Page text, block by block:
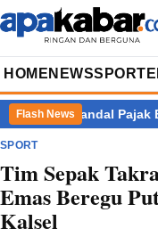
HOME NEWSSPORT
Flash News
Skandal Pajak
SPORT
Tim Sepak
Emas Beregu
Kalsel